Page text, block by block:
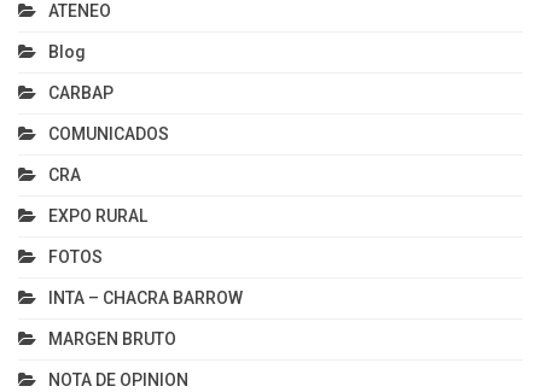
ATENEO
Blog
CARBAP
COMUNICADOS
CRA
EXPO RURAL
FOTOS
INTA – CHACRA BARROW
MARGEN BRUTO
NOTA DE OPINION